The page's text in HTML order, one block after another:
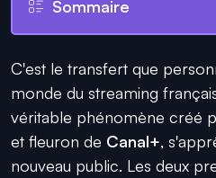
Sommaire
C'est le transfert que
monde du streaming
véritable phénomène créé
et fleuron de Canal+,
nouveau public. Les deux